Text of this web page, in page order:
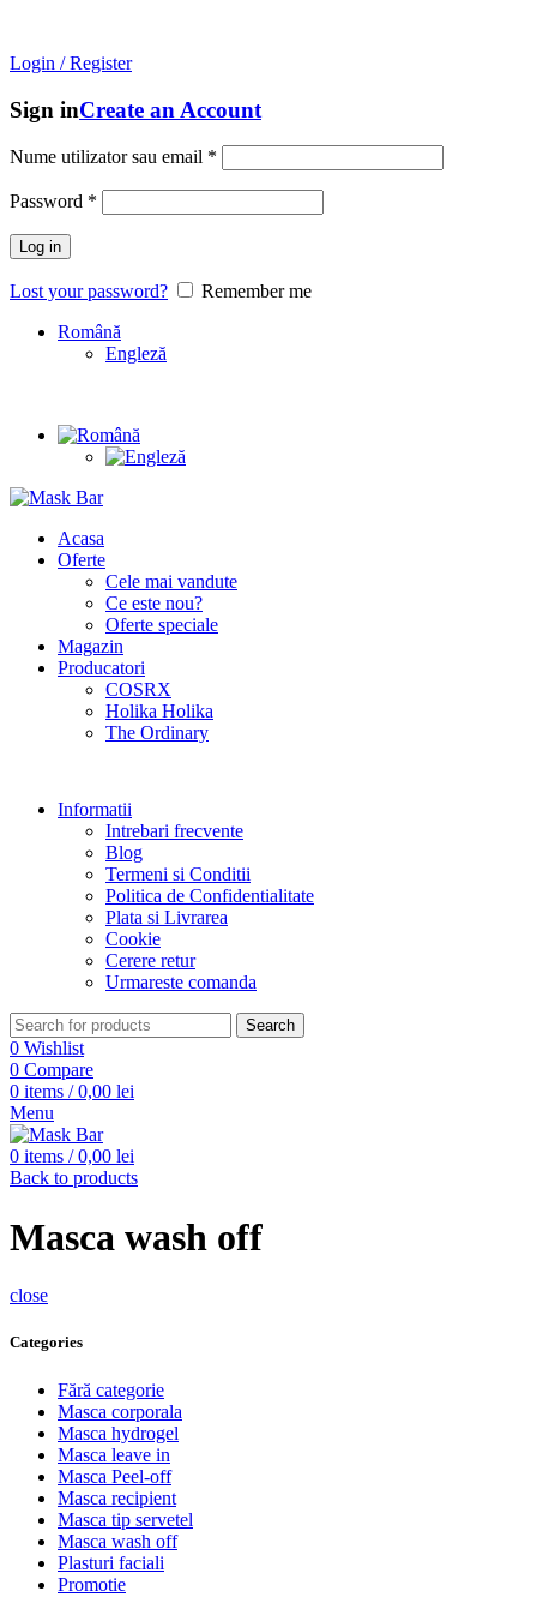
Login / Register
Sign inCreate an Account
Nume utilizator sau email *
Password *
Log in
Lost your password?
Remember me
Română
Engleză
Acasa
Oferte
Cele mai vandute
Ce este nou?
Oferte speciale
Magazin
Producatori
COSRX
Holika Holika
The Ordinary
Informatii
Intrebari frecvente
Blog
Termeni si Conditii
Politica de Confidentialitate
Plata si Livrarea
Cookie
Cerere retur
Urmareste comanda
Search
0 Wishlist
0 Compare
0 items / 0,00 lei
Menu
0 items / 0,00 lei
Back to products
Masca wash off
close
Categories
Fără categorie
Masca corporala
Masca hydrogel
Masca leave in
Masca Peel-off
Masca recipient
Masca tip servetel
Masca wash off
Plasturi faciali
Promotie